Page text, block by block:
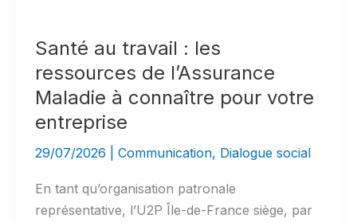
Santé au travail : les
ressources de l’Assurance
Maladie à connaître pour votre
entreprise
29/07/2026 Communication, Dialogue social
En tant qu’organisation patronale
représentative, l’U2P Île-de-France siège, par